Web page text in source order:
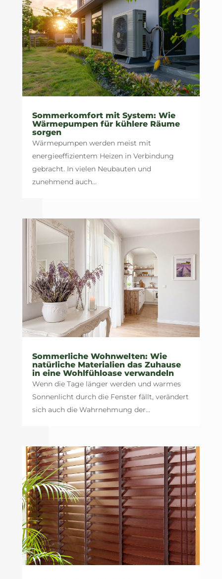
Sommerkomfort mit System: Wie
Wärmepumpen für kühlere Räume
sorgen
Wärmepumpen werden meist mit
energieeffizientem Heizen in Verbindung
gebracht. In vielen Neubauten und
zunehmend auch...
Sommerliche Wohnwelten: Wie
natürliche Materialien das Zuhause
in eine Wohlfühloase verwandeln
Wenn die Tage länger werden und warmes
Sonnenlicht durch die Fenster fällt, verändert
sich auch die Wahrnehmung der...